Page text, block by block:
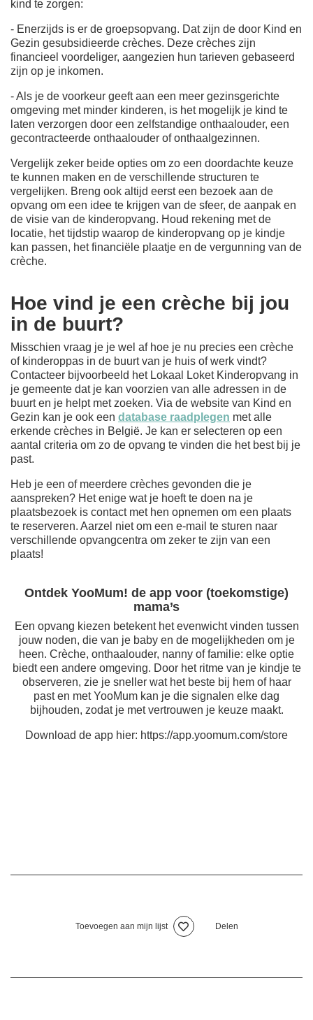
kind te zorgen:
- Enerzijds is er de groepsopvang. Dat zijn de door Kind en
Gezin gesubsidieerde crèches. Deze crèches zijn
financieel voordeliger, aangezien hun tarieven gebaseerd
zijn op je inkomen.
- Als je de voorkeur geeft aan een meer gezinsgerichte
omgeving met minder kinderen, is het mogelijk je kind te
laten verzorgen door een zelfstandige onthaalouder, een
gecontracteerde onthaalouder of onthaalgezinnen.
Vergelijk zeker beide opties om zo een doordachte keuze
te kunnen maken en de verschillende structuren te
vergelijken. Breng ook altijd eerst een bezoek aan de
opvang om een idee te krijgen van de sfeer, de aanpak en
de visie van de kinderopvang. Houd rekening met de
locatie, het tijdstip waarop de kinderopvang op je kindje
kan passen, het financiële plaatje en de vergunning van de
crèche.
Hoe vind je een crèche bij jou
in de buurt?
Misschien vraag je je wel af hoe je nu precies een crèche
of kinderoppas in de buurt van je huis of werk vindt?
Contacteer bijvoorbeeld het Lokaal Loket Kinderopvang in
je gemeente dat je kan voorzien van alle adressen in de
buurt en je helpt met zoeken. Via de website van Kind en
Gezin kan je ook een database raadplegen met alle
erkende crèches in België. Je kan er selecteren op een
aantal criteria om zo de opvang te vinden die het best bij je
past.
Heb je een of meerdere crèches gevonden die je
aanspreken? Het enige wat je hoeft te doen na je
plaatsbezoek is contact met hen opnemen om een plaats
te reserveren. Aarzel niet om een e-mail te sturen naar
verschillende opvangcentra om zeker te zijn van een
plaats!
Ontdek YooMum! de app voor (toekomstige)
mama’s
Een opvang kiezen betekent het evenwicht vinden tussen
jouw noden, die van je baby en de mogelijkheden om je
heen. Crèche, onthaalouder, nanny of familie: elke optie
biedt een andere omgeving. Door het ritme van je kindje te
observeren, zie je sneller wat het beste bij hem of haar
past en met YooMum kan je die signalen elke dag
bijhouden, zodat je met vertrouwen je keuze maakt.
Download de app hier: https://app.yoomum.com/store
Toevoegen aan mijn lijst Delen